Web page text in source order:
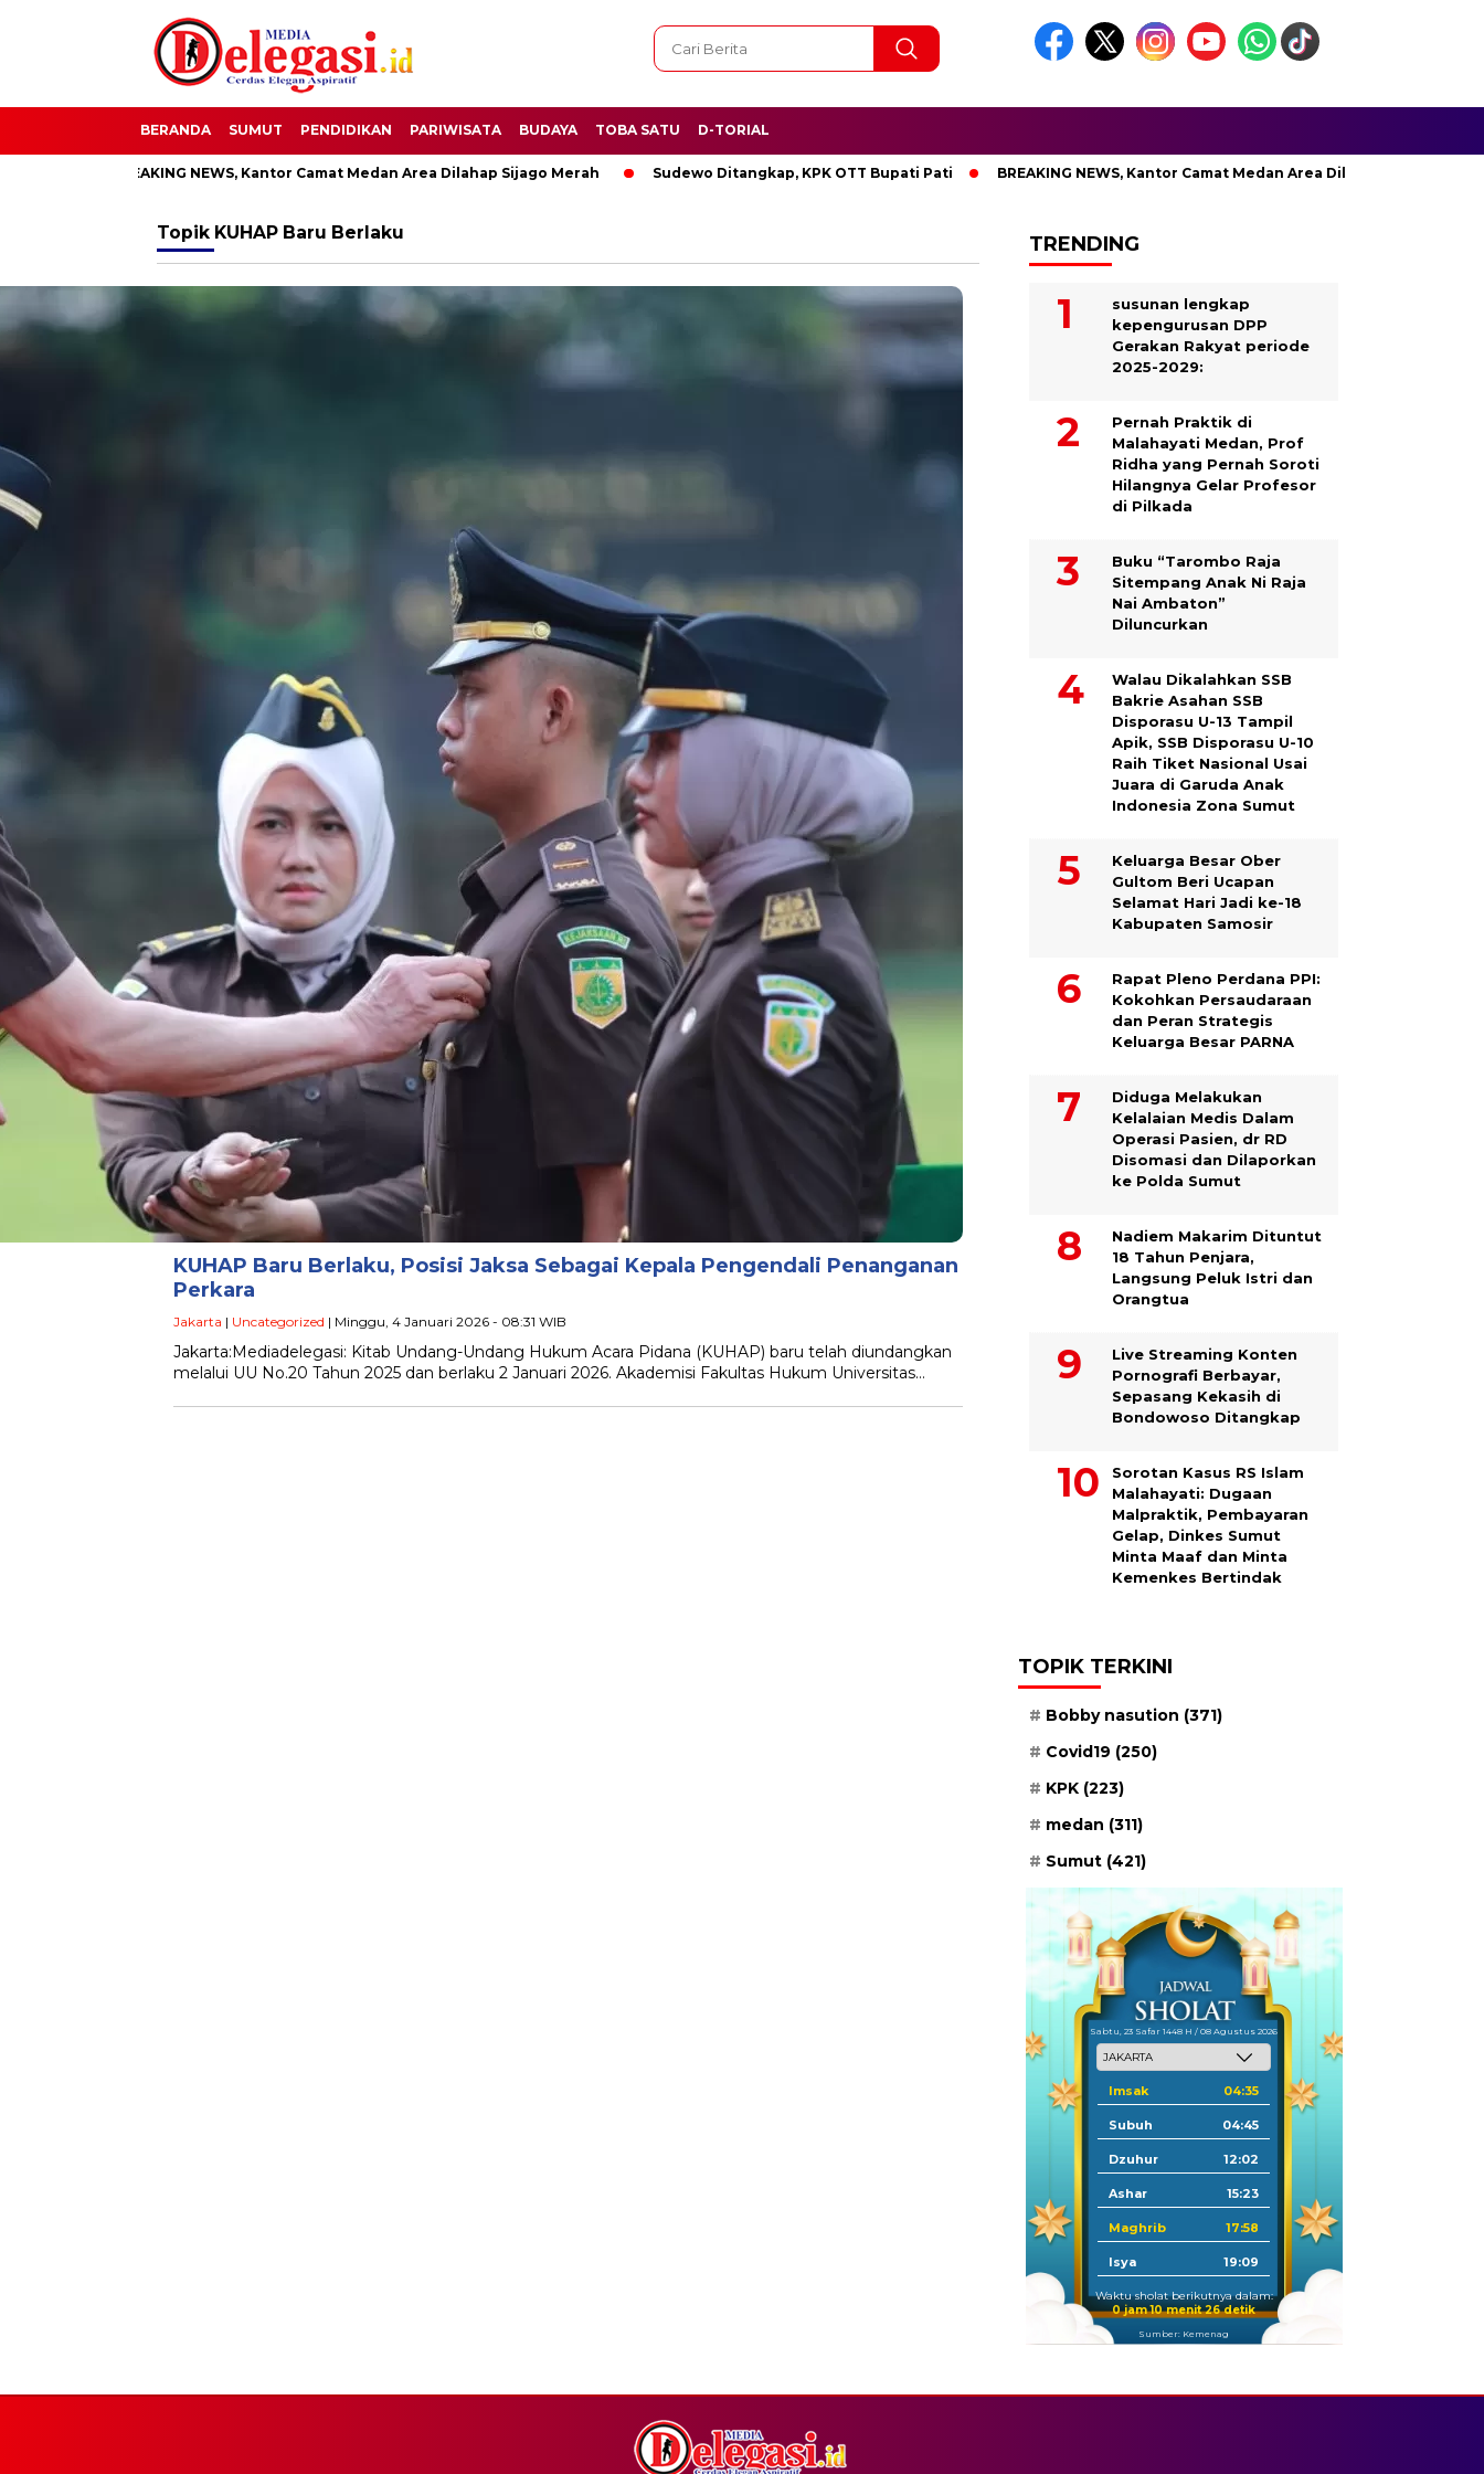
BERANDA SUMUT PENDIDIKAN PARIWISATA BUDAYA TOBA SATU D-TORIAL
BREAKING NEWS, Kantor Camat Medan Area Dilahap Sijago Merah Sudewo Ditangkap, KPK OTT Bupati Pati BREAKING NEWS, Kantor Camat Medan Area Dilahap Sijago Merah
Topik KUHAP Baru Berlaku
KUHAP Baru Berlaku, Posisi Jaksa Sebagai Kepala Pengendali Penanganan
Perkara
Jakarta | Uncategorized | Minggu, 4 Januari 2026 - 08:31 WIB
Jakarta:Mediadelegasi: Kitab Undang-Undang Hukum Acara Pidana (KUHAP) baru telah diundangkan
melalui UU No.20 Tahun 2025 dan berlaku 2 Januari 2026. Akademisi Fakultas Hukum Universitas…
TRENDING
susunan lengkap
kepengurusan DPP
Gerakan Rakyat periode
2025-2029:
Pernah Praktik di
Malahayati Medan, Prof
Ridha yang Pernah Soroti
Hilangnya Gelar Profesor
di Pilkada
Buku “Tarombo Raja
Sitempang Anak Ni Raja
Nai Ambaton”
Diluncurkan
Walau Dikalahkan SSB
Bakrie Asahan SSB
Disporasu U-13 Tampil
Apik, SSB Disporasu U-10
Raih Tiket Nasional Usai
Juara di Garuda Anak
Indonesia Zona Sumut
Keluarga Besar Ober
Gultom Beri Ucapan
Selamat Hari Jadi ke-18
Kabupaten Samosir
Rapat Pleno Perdana PPI:
Kokohkan Persaudaraan
dan Peran Strategis
Keluarga Besar PARNA
Diduga Melakukan
Kelalaian Medis Dalam
Operasi Pasien, dr RD
Disomasi dan Dilaporkan
ke Polda Sumut
​Nadiem Makarim Dituntut
18 Tahun Penjara,
Langsung Peluk Istri dan
Orangtua
Live Streaming Konten
Pornografi Berbayar,
Sepasang Kekasih di
Bondowoso Ditangkap
Sorotan Kasus RS Islam
Malahayati: Dugaan
Malpraktik, Pembayaran
Gelap, Dinkes Sumut
Minta Maaf dan Minta
Kemenkes Bertindak
TOPIK TERKINI
Bobby nasution (371)
Covid19 (250)
KPK (223)
medan (311)
Sumut (421)
Sabtu, 23 Safar 1448 H / 08 Agustus 2026
Imsak 04:35
Subuh 04:45
Dzuhur 12:02
Ashar 15:23
Maghrib 17:58
Isya 19:09
Waktu sholat berikutnya dalam:
0 jam 10 menit 26 detik
Sumber: Kemenag